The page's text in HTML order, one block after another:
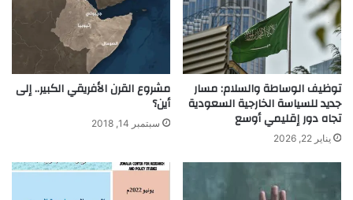
توظيف الوساطة والسلام: مسار
جديد للسياسة الخارجية السعودية
تجاه دور إقليمي أوسع
يناير 22, 2026
مشروع القرن الأفريقي الكبير.. إلى
أين؟
سبتمبر 14, 2018